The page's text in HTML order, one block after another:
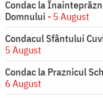
Condac la
Domnului - 5 August
Condacul Sfântului
5 August
Condac la Praznicul
6 August